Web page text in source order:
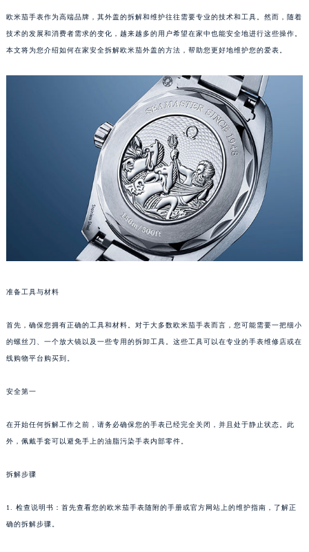
欧米茄手表作为高端品牌，其外盖的拆解和维护往往需要专业的技术和工具。然而，随着
技术的发展和消费者需求的变化，越来越多的用户希望在家中也能安全地进行这些操作。
本文将为您介绍如何在家安全拆解欧米茄外盖的方法，帮助您更好地维护您的爱表。
准备工具与材料
首先，确保您拥有正确的工具和材料。对于大多数欧米茄手表而言，您可能需要一把细小
的螺丝刀、一个放大镜以及一些专用的拆卸工具。这些工具可以在专业的手表维修店或在
线购物平台购买到。
安全第一
在开始任何拆解工作之前，请务必确保您的手表已经完全关闭，并且处于静止状态。此
外，佩戴手套可以避免手上的油脂污染手表内部零件。
拆解步骤
1. 检查说明书：首先查看您的欧米茄手表随附的手册或官方网站上的维护指南，了解正
确的拆解步骤。